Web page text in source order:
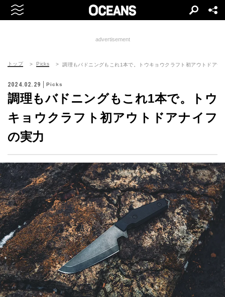
advertisement
トップ Picks 調理もバドニングもこれ1本で。トウキョウクラフト初アウトドアナ
2024.02.29 Picks
調理もバドニングもこれ1本で。トウ
キョウクラフト初アウトドアナイフ
の実力